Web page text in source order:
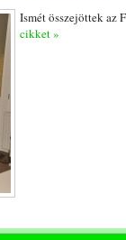
Ismét összejöttek az
cikket »